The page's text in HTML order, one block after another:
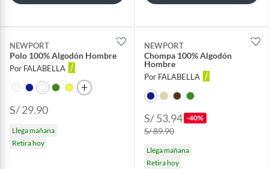
NEWPORT
Polo 100% Algodón Hombre
Por FALABELLA
S/ 29.90
Llega mañana
Retira hoy
NEWPORT
Chompa 100% Algodón
Hombre
Por FALABELLA
S/ 53.94 -40%
S/ 89.90
Llega mañana
Retira hoy